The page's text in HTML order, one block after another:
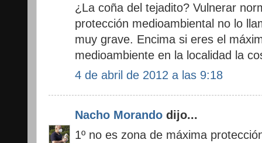
¿La coña del tejadito? Vulnerar
protección medioambiental no lo
muy grave. Encima si eres el
medioambiente en la localidad la
4 de abril de 2012 a las 9:18
Nacho Morando dijo...
1º no es zona de máxima